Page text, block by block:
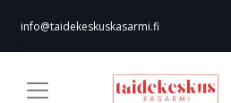
info@taidekeskuskasarmi.fi